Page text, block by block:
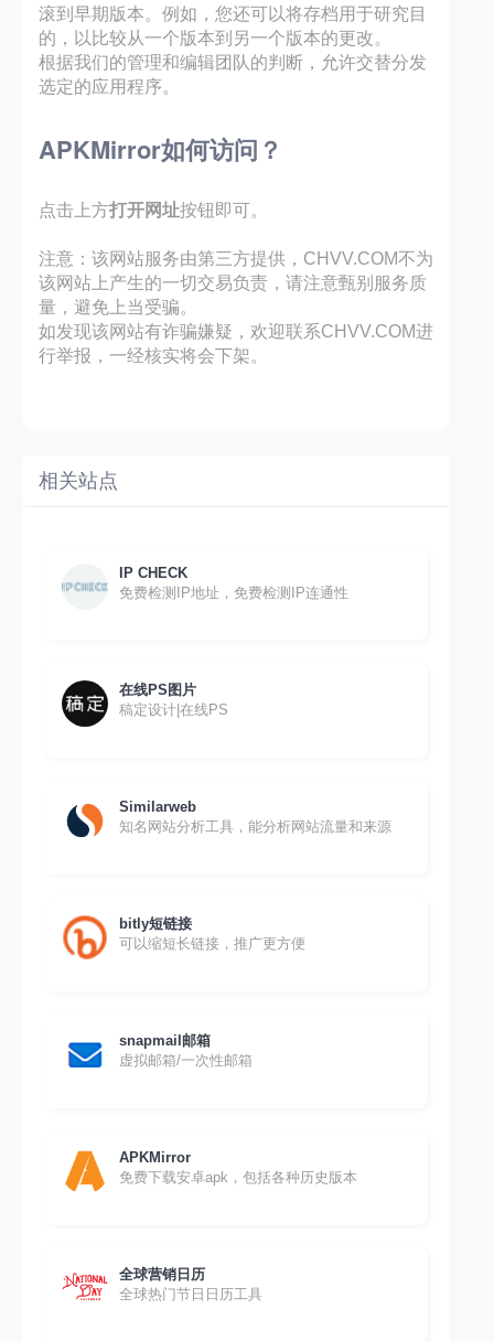
滚到早期版本。例如，您还可以将存档用于研究目
的，以比较从一个版本到另一个版本的更改。
根据我们的管理和编辑团队的判断，允许交替分发
选定的应用程序。
APKMirror如何访问？
点击上方打开网址按钮即可。
注意：该网站服务由第三方提供，CHVV.COM不为
该网站上产生的一切交易负责，请注意甄别服务质
量，避免上当受骗。
如发现该网站有诈骗嫌疑，欢迎联系CHVV.COM进
行举报，一经核实将会下架。
相关站点
IP CHECK
免费检测IP地址，免费检测IP连通性
在线PS图片
稿定设计|在线PS
Similarweb
知名网站分析工具，能分析网站流量和来源
bitly短链接
可以缩短长链接，推广更方便
snapmail邮箱
虚拟邮箱/一次性邮箱
APKMirror
免费下载安卓apk，包括各种历史版本
全球营销日历
全球热门节日日历工具